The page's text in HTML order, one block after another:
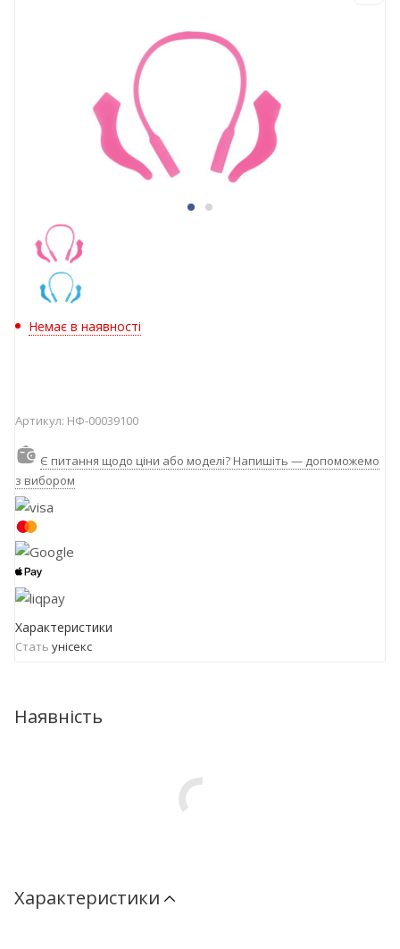
Немає в наявності
Артикул: НФ-00039100
Є питання щодо ціни або моделі? Напишіть — допоможемо
з вибором
Характеристики
Стать унісекс
Наявність
Характеристики